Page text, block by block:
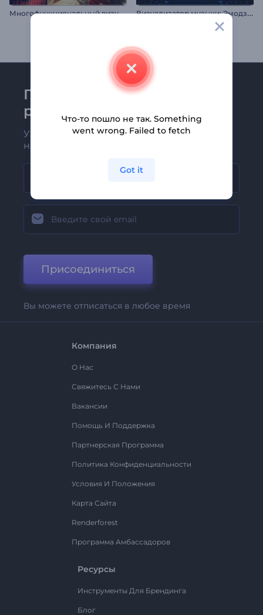
М
ногофункциональный визуализатор для подкаста В
изуализатор музыки: Эмодзи меломан
Присоединяйтесь к
рассылке Renderforest
Узнавайте о последних новостях и
новых предложениях первыми
Присоединиться
Вы можете отписаться в любое время
Компания
О Нас
Свяжитесь С Нами
Вакансии
Помощь И Поддержка
Партнерская Программа
Политика Конфиденциальности
Условия И Положения
Карта Сайта
Renderforest
Программа Амбассадоров
Ресурсы
Инструменты Для Брендинга
Блог
Что-то пошло не так. Something
went wrong. Failed to fetch
Got it